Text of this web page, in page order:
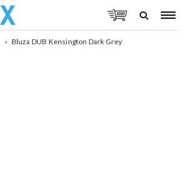
Bluza DUB Kensington Dark Grey